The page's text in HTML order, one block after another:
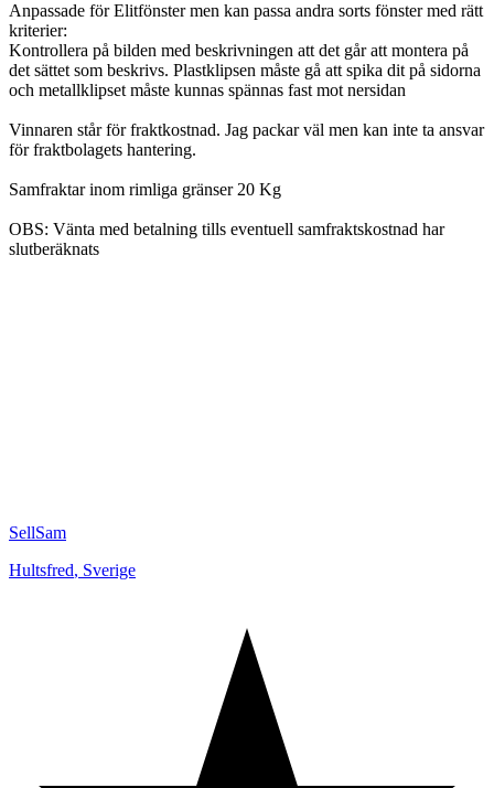
Anpassade för Elitfönster men kan passa andra sorts fönster med rätt
kriterier:
Kontrollera på bilden med beskrivningen att det går att montera på
det sättet som beskrivs. Plastklipsen måste gå att spika dit på sidorna
och metallklipset måste kunnas spännas fast mot nersidan
Vinnaren står för fraktkostnad. Jag packar väl men kan inte ta ansvar
för fraktbolagets hantering.
Samfraktar inom rimliga gränser 20 Kg
OBS: Vänta med betalning tills eventuell samfraktskostnad har
slutberäknats
SellSam
Hultsfred, Sverige